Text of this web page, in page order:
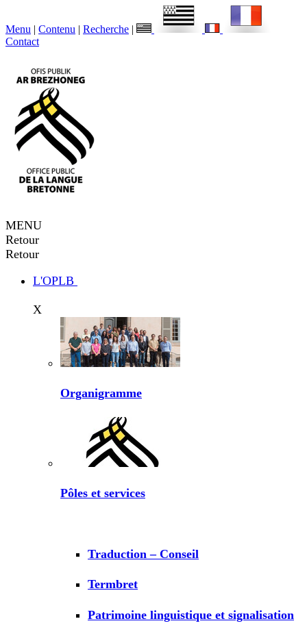
Menu | Contenu | Recherche |
Contact
MENU
Retour
Retour
L'OPLB
X
Organigramme
Pôles et services
Traduction – Conseil
Termbret
Patrimoine linguistique et signalisation